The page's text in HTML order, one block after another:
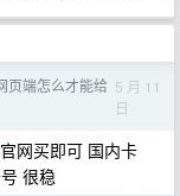
页端怎么才能给 5 月 11
日
网买即可 国内卡
很稳